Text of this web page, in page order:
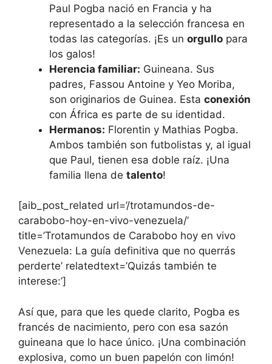
Paul Pogba nació en Francia y ha
representado a la selección francesa en
todas las categorías. ¡Es un orgullo para
los galos!
Herencia familiar: Guineana. Sus
padres, Fassou Antoine y Yeo Moriba,
son originarios de Guinea. Esta conexión
con África es parte de su identidad.
Hermanos: Florentin y Mathias Pogba.
Ambos también son futbolistas y, al igual
que Paul, tienen esa doble raíz. ¡Una
familia llena de talento!
[aib_post_related url=’/trotamundos-de-
carabobo-hoy-en-vivo-venezuela/’
title=’Trotamundos de Carabobo hoy en vivo
Venezuela: La guía definitiva que no querrás
perderte’ relatedtext=’Quizás también te
interese:’]
Así que, para que les quede clarito, Pogba es
francés de nacimiento, pero con esa sazón
guineana que lo hace único. ¡Una combinación
explosiva, como un buen papelón con limón!